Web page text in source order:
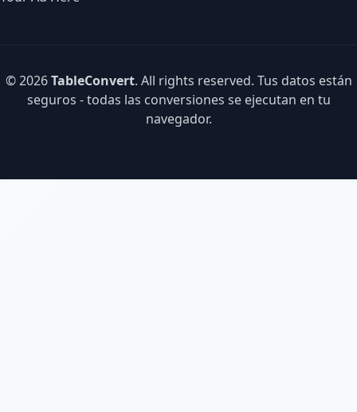
© 2026TableConvert. All rights reserved. Tus datos están
seguros - todas las conversiones se ejecutan en tu
navegador.